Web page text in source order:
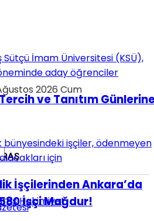
2026 Cum
ve Tanıtım
İşçilerinden Ankara’da
İşçi Mağdur!